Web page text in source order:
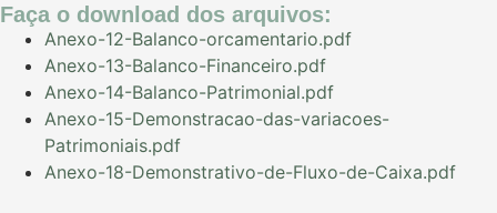
Faça o download dos arquivos:
Anexo-12-Balanco-orcamentario.pdf
Anexo-13-Balanco-Financeiro.pdf
Anexo-14-Balanco-Patrimonial.pdf
Anexo-15-Demonstracao-das-variacoes-
Patrimoniais.pdf
Anexo-18-Demonstrativo-de-Fluxo-de-Caixa.pdf